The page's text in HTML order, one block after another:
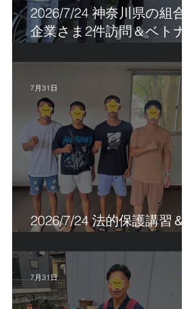
2026/7/24 神奈川県の組合員
企業さま2件訪問＆ベトナ
2026/7/24 法的保護講習＆実
7月31日
7月31日